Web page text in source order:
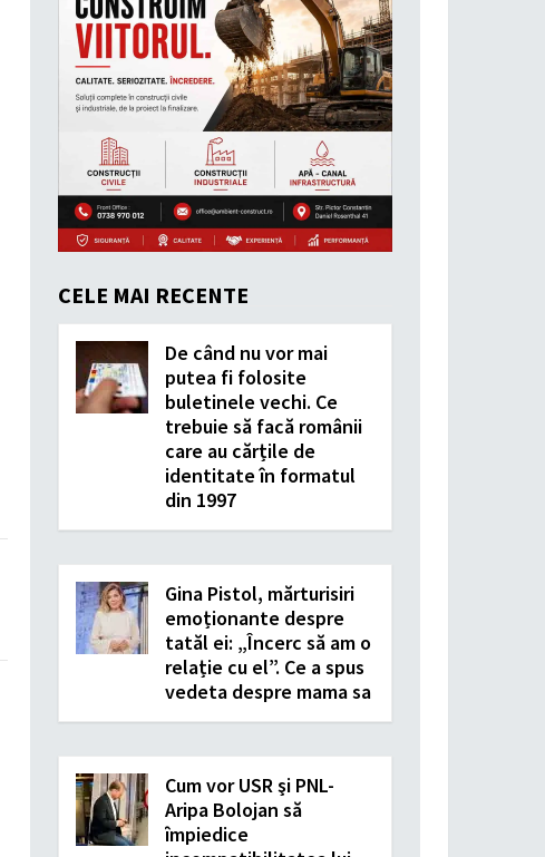
CELE MAI RECENTE
De când nu vor mai
putea fi folosite
buletinele vechi. Ce
trebuie să facă românii
care au cărțile de
identitate în formatul
din 1997
Gina Pistol, mărturisiri
emoționante despre
tatăl ei: „Încerc să am o
relație cu el”. Ce a spus
vedeta despre mama sa
Cum vor USR şi PNL-
Aripa Bolojan să
împiedice